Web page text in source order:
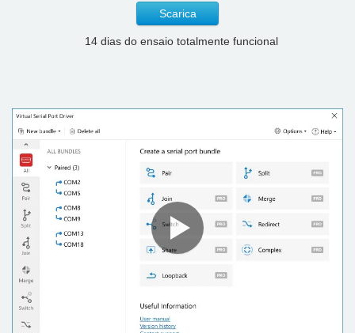
Scarica
14 dias do ensaio totalmente funcional